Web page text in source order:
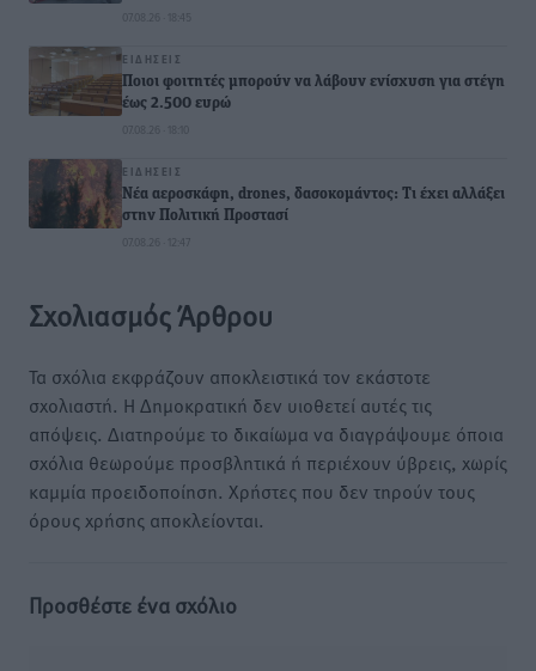
07.08.26 · 18:45
ΕΙΔΉΣΕΙΣ
Ποιοι φοιτητές μπορούν να λάβουν ενίσχυση για στέγη
έως 2.500 ευρώ
07.08.26 · 18:10
ΕΙΔΉΣΕΙΣ
Νέα αεροσκάφη, drones, δασοκομάντος: Τι έχει αλλάξει
στην Πολιτική Προστασί
07.08.26 · 12:47
Σχολιασμός Άρθρου
Τα σχόλια εκφράζουν αποκλειστικά τον εκάστοτε
σχολιαστή. Η Δημοκρατική δεν υιοθετεί αυτές τις
απόψεις. Διατηρούμε το δικαίωμα να διαγράψουμε όποια
σχόλια θεωρούμε προσβλητικά ή περιέχουν ύβρεις, χωρίς
καμμία προειδοποίηση. Χρήστες που δεν τηρούν τους
όρους χρήσης αποκλείονται.
Προσθέστε ένα σχόλιο